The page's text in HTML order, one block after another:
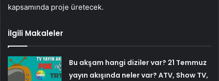
kapsamında proje üretecek.
İlgili Makaleler
Bu akşam hangi diziler var? 21 Temmuz
yayın akışında neler var? ATV, Show TV,